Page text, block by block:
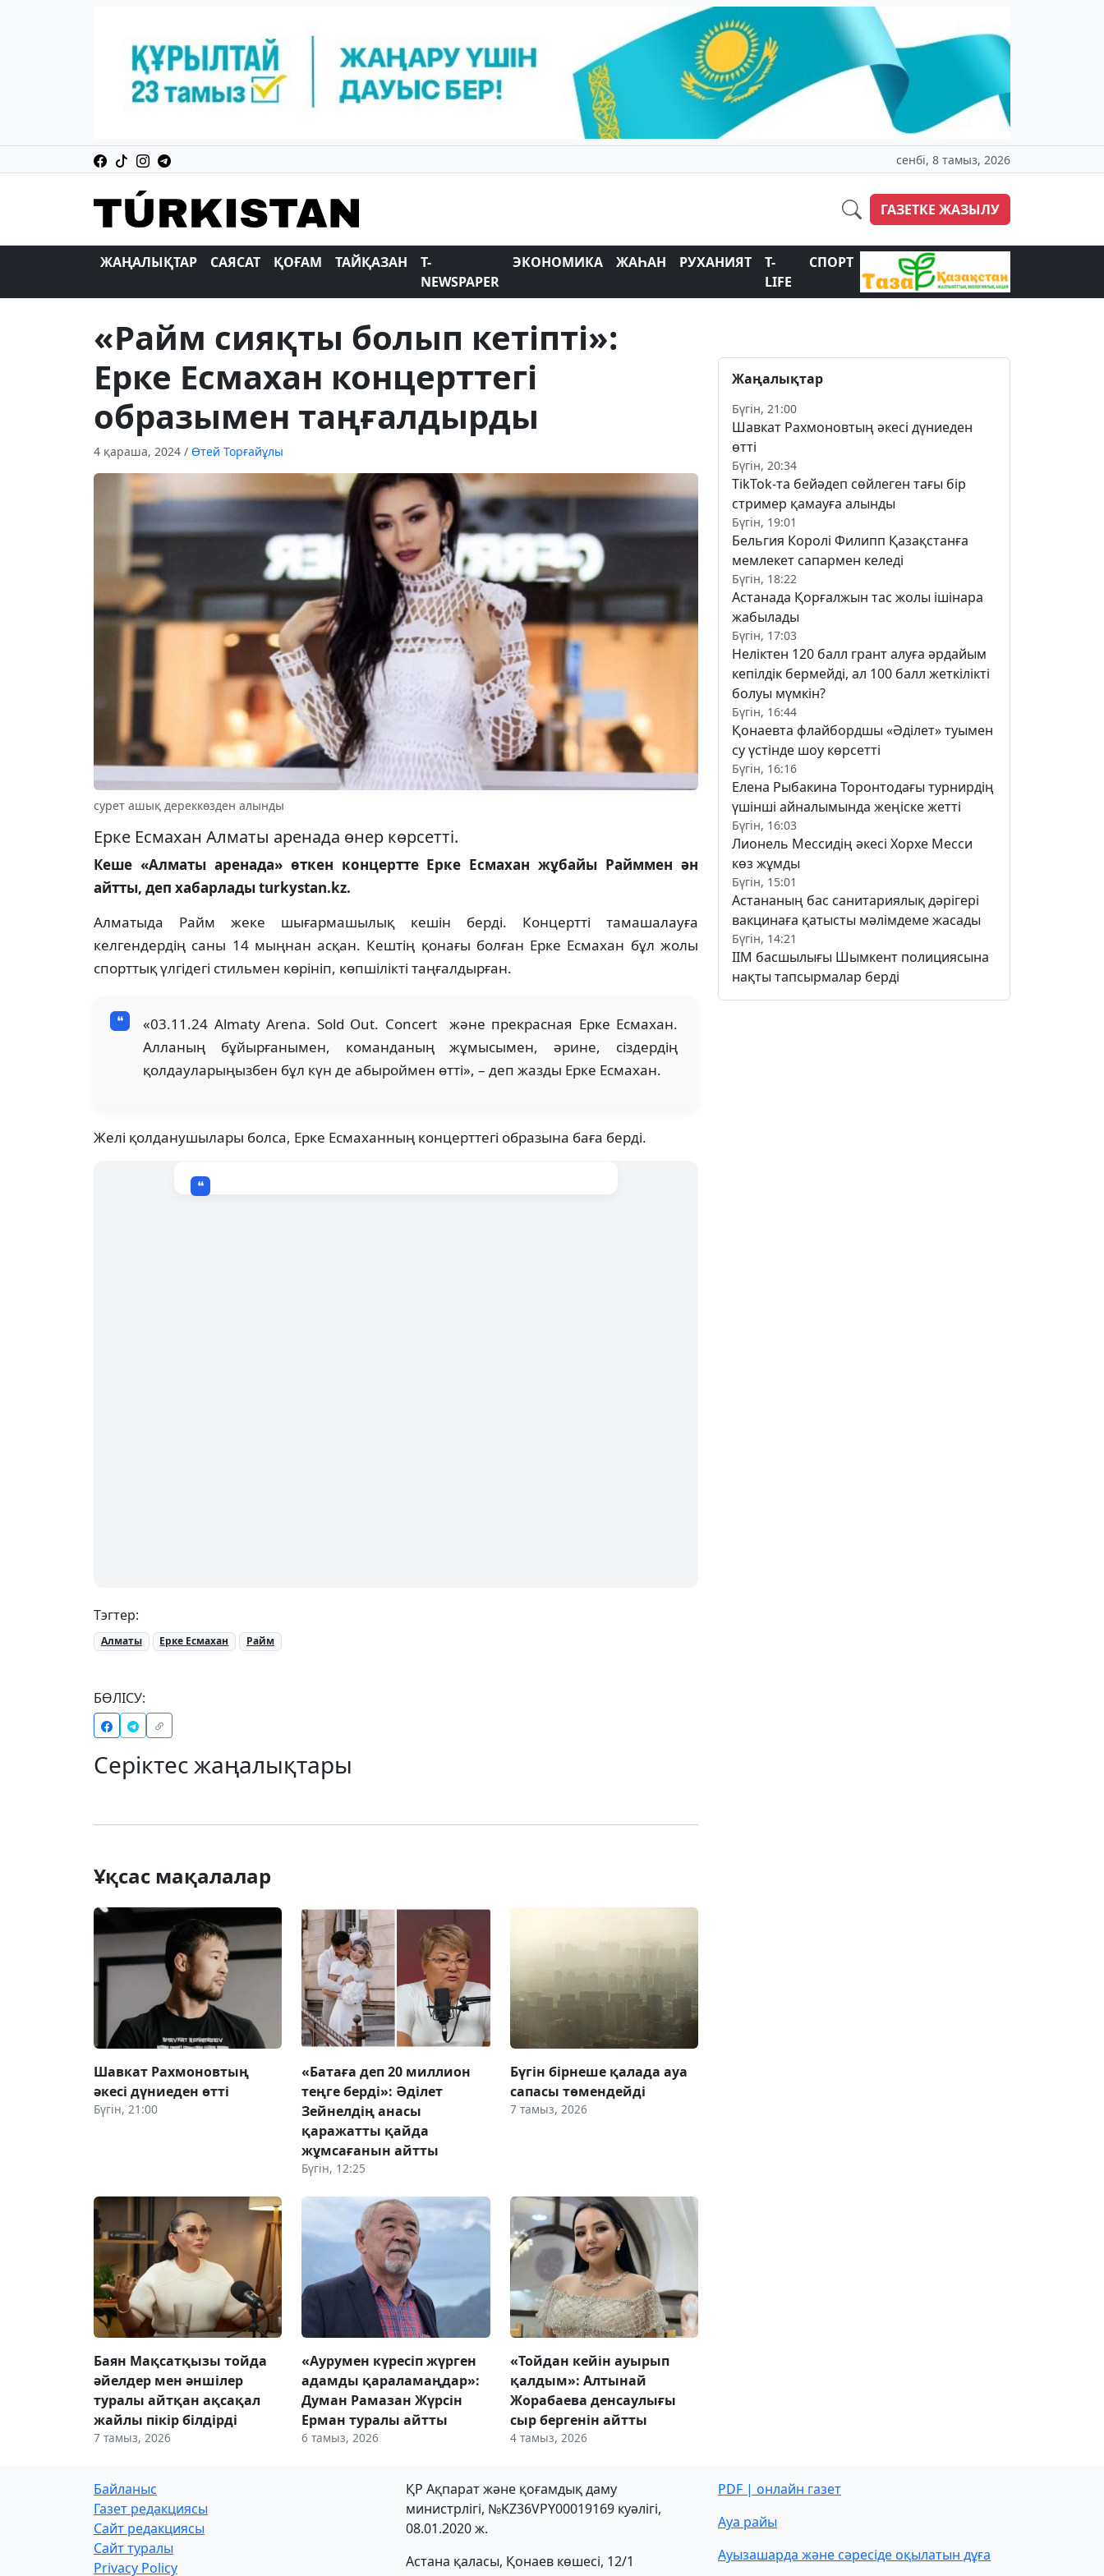
сенбі, 8 тамыз, 2026
ГАЗЕТКЕ ЖАЗЫЛУ
ЖАҢАЛЫҚТАР САЯСАТ ҚОҒАМ ТАЙҚАЗАН
T-
NEWSPAPER
ЭКОНОМИКА ЖАҺАН РУХАНИЯТ
T-
LIFE
СПОРТ
«Райм сияқты болып кетіпті»:
Ерке Есмахан концерттегі
образымен таңғалдырды
4 қараша, 2024 / Өтей Торғайұлы
сурет ашық дереккөзден алынды
Ерке Есмахан Алматы аренада өнер көрсетті.
Кеше «Алматы аренада» өткен концертте Ерке Есмахан жұбайы Райммен ән
айтты, деп хабарлады turkystan.kz.
Алматыда Райм жеке шығармашылық кешін берді. Концертті тамашалауға
келгендердің саны 14 мыңнан асқан. Кештің қонағы болған Ерке Есмахан бұл жолы
спорттық үлгідегі стильмен көрініп, көпшілікті таңғалдырған.
«03.11.24 Almaty Arena. Sold Out. Concert және прекрасная Ерке Есмахан.
Алланың бұйырғанымен, команданың жұмысымен, әрине, сіздердің
қолдауларыңызбен бұл күн де абыроймен өтті», – деп жазды Ерке Есмахан.
Желі қолданушылары болса, Ерке Есмаханның концерттегі образына баға берді.
Тэгтер:
Алматы Ерке Есмахан Райм
БӨЛІСУ:
Серіктес жаңалықтары
Ұқсас мақалалар
Шавкат Рахмоновтың
әкесі дүниеден өтті
Бүгін, 21:00
«Батаға деп 20 миллион
теңге берді»: Әділет
Зейнелдің анасы
қаражатты қайда
жұмсағанын айтты
Бүгін, 12:25
Бүгін бірнеше қалада ауа
сапасы төмендейді
7 тамыз, 2026
Баян Мақсатқызы тойда
әйелдер мен әншілер
туралы айтқан ақсақал
жайлы пікір білдірді
7 тамыз, 2026
«Аурумен күресіп жүрген
адамды қараламаңдар»:
Думан Рамазан Жүрсін
Ерман туралы айтты
6 тамыз, 2026
«Тойдан кейін ауырып
қалдым»: Алтынай
Жорабаева денсаулығы
сыр бергенін айтты
4 тамыз, 2026
Жаңалықтар
Бүгін, 21:00
Шавкат Рахмоновтың әкесі дүниеден
өтті
Бүгін, 20:34
TikTok-та бейәдеп сөйлеген тағы бір
стример қамауға алынды
Бүгін, 19:01
Бельгия Королі Филипп Қазақстанға
мемлекет сапармен келеді
Бүгін, 18:22
Астанада Қорғалжын тас жолы ішінара
жабылады
Бүгін, 17:03
Неліктен 120 балл грант алуға әрдайым
кепілдік бермейді, ал 100 балл жеткілікті
болуы мүмкін?
Бүгін, 16:44
Қонаевта флайбордшы «Әділет» туымен
су үстінде шоу көрсетті
Бүгін, 16:16
Елена Рыбакина Торонтодағы турнирдің
үшінші айналымында жеңіске жетті
Бүгін, 16:03
Лионель Мессидің әкесі Хорхе Месси
көз жұмды
Бүгін, 15:01
Астананың бас санитариялық дәрігері
вакцинаға қатысты мәлімдеме жасады
Бүгін, 14:21
ІІМ басшылығы Шымкент полициясына
нақты тапсырмалар берді
Байланыс
Газет редакциясы
Сайт редакциясы
Сайт туралы
Privacy Policy
ҚР Ақпарат және қоғамдық даму
министрлігі, №KZ36VPY00019169 куәлігі,
08.01.2020 ж.
Астана қаласы, Қонаев көшесі, 12/1
PDF | онлайн газет
Ауа райы
Ауызашарда және сәресіде оқылатын дұға